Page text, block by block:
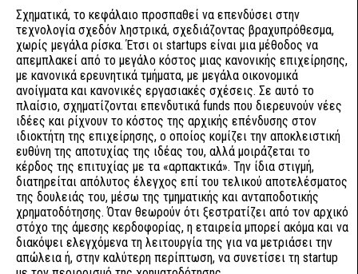
Σχηματικά, το κεφάλαιο προσπαθεί να επενδύσει στην
τεχνολογία σχεδόν ληστρικά, σχεδιάζοντας βραχυπρόθεσμα,
χωρίς μεγάλα ρίσκα. Έτσι οι startups είναι μια μέθοδος να
απεμπλακεί από το μεγάλο κόστος μιας κανονικής επιχείρησης,
με κανονικά ερευνητικά τμήματα, με μεγάλα οικονομικά
ανοίγματα και κανονικές εργασιακές σχέσεις. Σε αυτό το
πλαίσιο, σχηματίζονται επενδυτικά funds που διερευνούν νέες
ιδέες και ρίχνουν το κόστος της αρχικής επένδυσης στον
ιδιοκτήτη της επιχείρησης, ο οποίος κομίζει την αποκλειστική
ευθύνη της αποτυχίας της ιδέας του, αλλά μοιράζεται το
κέρδος της επιτυχίας με τα «αρπακτικά». Την ίδια στιγμή,
διατηρείται απόλυτος έλεγχος επί του τελικού αποτελέσματος
της δουλειάς του, μέσω της τμηματικής και ανταποδοτικής
χρηματοδότησης. Όταν θεωρούν ότι ξεστρατίζει από τον αρχικό
στόχο της άμεσης κερδοφορίας, η εταιρεία μπορεί ακόμα και να
διακόψει ελεγχόμενα τη λειτουργία της για να μετριάσει την
απώλεια ή, στην καλύτερη περίπτωση, να συνετίσει τη startup